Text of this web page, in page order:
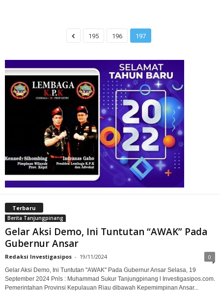
195 196 197
Terbaru
Berita Tanjungpinang
Gelar Aksi Demo, Ini Tuntutan “AWAK” Pada
Gubernur Ansar
Redaksi Investigasipos - 19/11/2024 0
Gelar Aksi Demo, Ini Tuntutan "AWAK" Pada Gubernur Ansar Selasa, 19
September 2024 Pnls : Muhammad Sukur Tanjungpinang l Investigasipos.com.
Pemerintahan Provinsi Kepulauan Riau dibawah Kepemimpinan Ansar...